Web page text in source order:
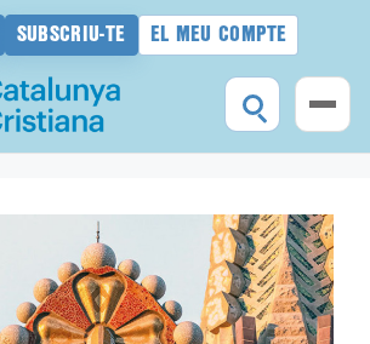
SUBSCRIU-TE EL MEU COMPTE